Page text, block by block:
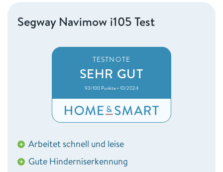
Segway Navimow i105 Test
TESTNOTE
SEHR GUT
93/100 Punkte • 10/2024
+ Arbeitet schnell und leise
+ Gute Hinderniserkennung